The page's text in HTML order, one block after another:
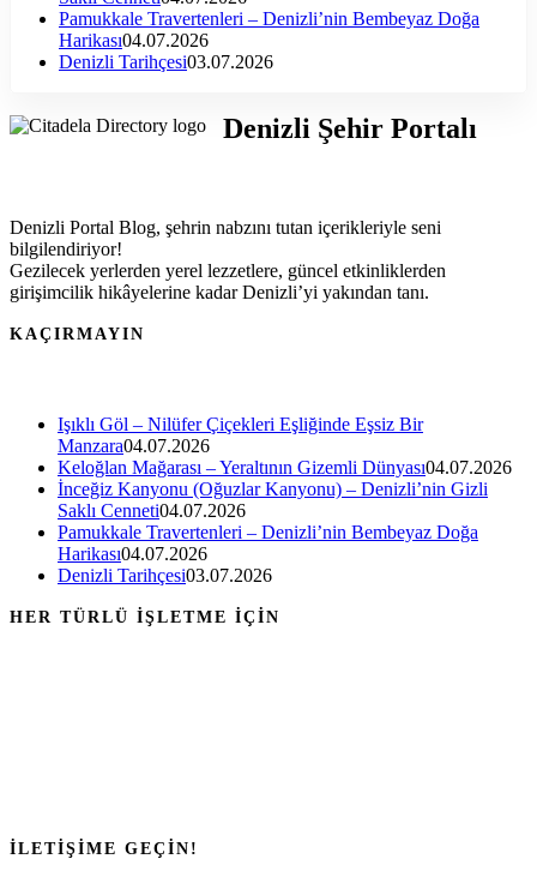
Pamukkale Travertenleri – Denizli’nin Bembeyaz Doğa
Harikası04.07.2026
Denizli Tarihçesi03.07.2026
Denizli Şehir Portalı
Denizli Portal Blog, şehrin nabzını tutan içerikleriyle seni
bilgilendiriyor!
Gezilecek yerlerden yerel lezzetlere, güncel etkinliklerden
girişimcilik hikâyelerine kadar Denizli’yi yakından tanı.
KAÇIRMAYIN
Işıklı Göl – Nilüfer Çiçekleri Eşliğinde Eşsiz Bir
Manzara04.07.2026
Keloğlan Mağarası – Yeraltının Gizemli Dünyası04.07.2026
İnceğiz Kanyonu (Oğuzlar Kanyonu) – Denizli’nin Gizli
Saklı Cenneti04.07.2026
Pamukkale Travertenleri – Denizli’nin Bembeyaz Doğa
Harikası04.07.2026
Denizli Tarihçesi03.07.2026
HER TÜRLÜ İŞLETME İÇİN
İLETİŞİME GEÇİN!